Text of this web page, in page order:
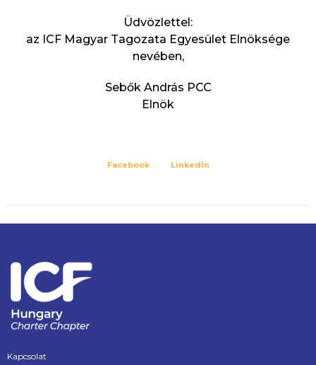
Üdvözlettel:
az ICF Magyar Tagozata Egyesület Elnöksége
nevében,
Sebők András PCC
Elnök
Facebook LinkedIn
Kapcsolat